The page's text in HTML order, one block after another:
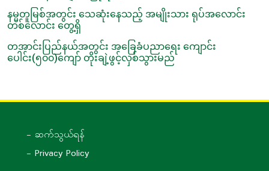
နမ္မတူမြစ်အတွင်း သေဆုံးနေသည့် အမျိုးသား ရုပ်အလောင်း
တစ်လောင်း တွေ့ရှိ
တအာင်းပြည်နယ်အတွင်း အခြေခံပညာရေး ကျောင်း
ပေါင်း(၅၀၀)ကျော် တိုးချဲ့ဖွင့်လှစ်သွားမည်
- ဆက်သွယ်ရန်
- Privacy Policy